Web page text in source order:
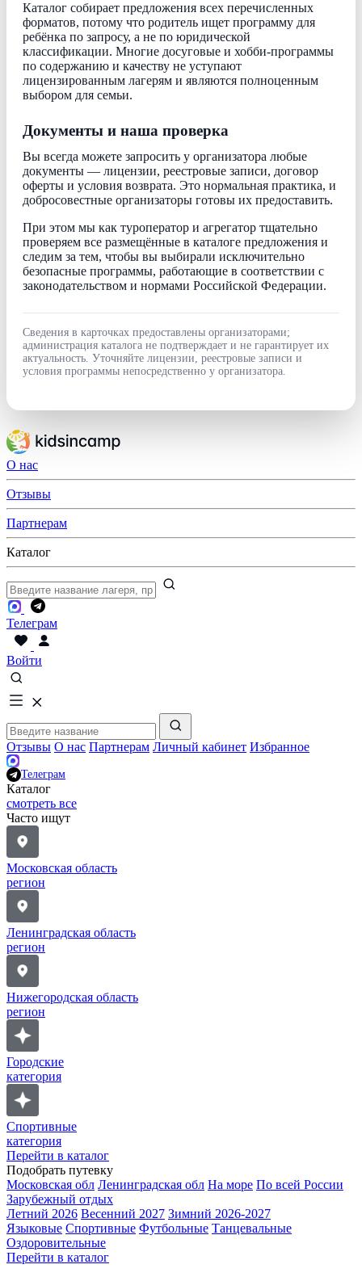
Каталог собирает предложения всех перечисленных
форматов, потому что родитель ищет программу для
ребёнка по запросу, а не по юридической
классификации. Многие досуговые и хобби-программы
по содержанию и качеству не уступают
лицензированным лагерям и являются полноценным
выбором для семьи.
Документы и наша проверка
Вы всегда можете запросить у организатора любые
документы — лицензии, реестровые записи, договор
оферты и условия возврата. Это нормальная практика, и
добросовестные организаторы готовы их предоставить.
При этом мы как туроператор и агрегатор тщательно
проверяем все размещённые в каталоге предложения и
следим за тем, чтобы вы выбирали исключительно
безопасные программы, работающие в соответствии с
законодательством и нормами Российской Федерации.
Сведения в карточках предоставлены организаторами;
администрация каталога не подтверждает и не гарантирует их
актуальность. Уточняйте лицензии, реестровые записи и
условия программы непосредственно у организатора.
О нас
Отзывы
Партнерам
Каталог
Телеграм
Войти
Отзывы О нас Партнерам Личный кабинет Избранное
Телеграм
Каталог
смотреть все
Часто ищут
Московская область
регион
Ленинградская область
регион
Нижегородская область
регион
Городские
категория
Спортивные
категория
Перейти в каталог
Подобрать путевку
Московская обл Ленинградская обл На море По всей России
Зарубежный отдых
Летний 2026 Весенний 2027 Зимний 2026-2027
Языковые Спортивные Футбольные Танцевальные
Оздоровительные
Перейти в каталог